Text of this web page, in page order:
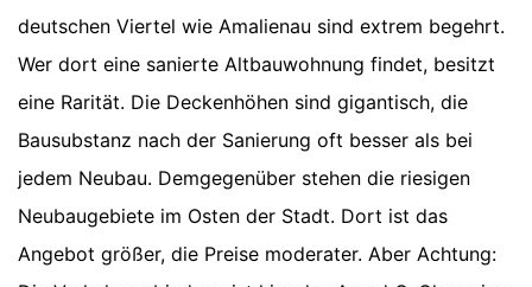
deutschen Viertel wie Amalienau sind extrem begehrt.
Wer dort eine sanierte Altbauwohnung findet, besitzt
eine Rarität. Die Deckenhöhen sind gigantisch, die
Bausubstanz nach der Sanierung oft besser als bei
jedem Neubau. Demgegenüber stehen die riesigen
Neubaugebiete im Osten der Stadt. Dort ist das
Angebot größer, die Preise moderater. Aber Achtung: